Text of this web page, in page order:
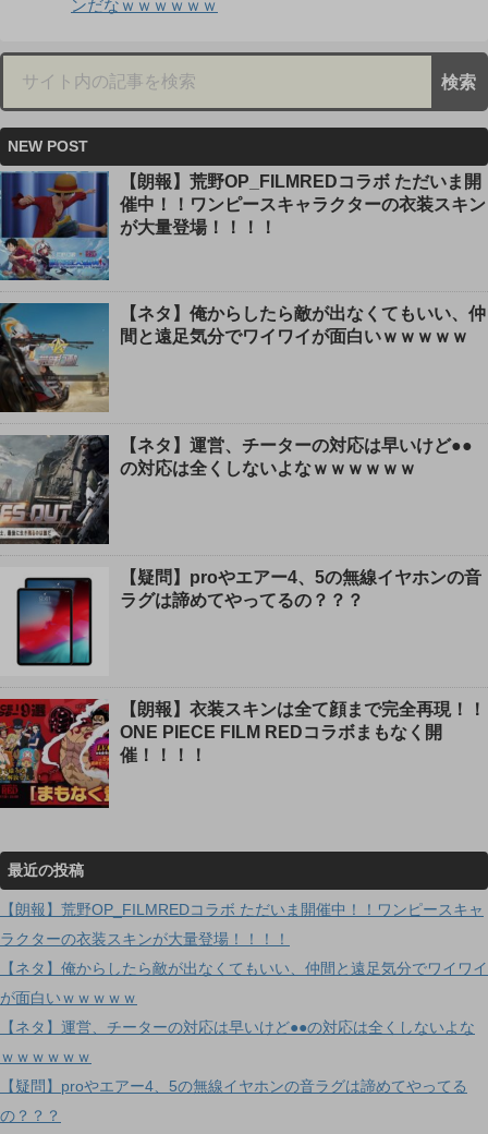
ンだなｗｗｗｗｗｗ
NEW POST
【朗報】荒野OP_FILMREDコラボ ただいま開
催中！！ワンピースキャラクターの衣装スキン
が大量登場！！！！
【ネタ】俺からしたら敵が出なくてもいい、仲
間と遠足気分でワイワイが面白いｗｗｗｗｗ
【ネタ】運営、チーターの対応は早いけど●●
の対応は全くしないよなｗｗｗｗｗｗ
【疑問】proやエアー4、5の無線イヤホンの音
ラグは諦めてやってるの？？？
【朗報】衣装スキンは全て顔まで完全再現！！
ONE PIECE FILM REDコラボまもなく開
催！！！！
最近の投稿
【朗報】荒野OP_FILMREDコラボ ただいま開催中！！ワンピースキャ
ラクターの衣装スキンが大量登場！！！！
【ネタ】俺からしたら敵が出なくてもいい、仲間と遠足気分でワイワイ
が面白いｗｗｗｗｗ
【ネタ】運営、チーターの対応は早いけど●●の対応は全くしないよな
ｗｗｗｗｗｗ
【疑問】proやエアー4、5の無線イヤホンの音ラグは諦めてやってる
の？？？